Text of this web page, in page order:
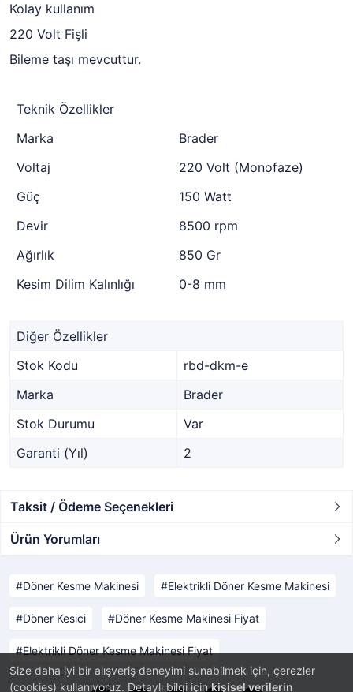
Size daha iyi bir alışveriş deneyimi sunabilmek için, çerezler
(cookies) kullanıyoruz. Detaylı bilgi içinkişisel verilerin
Kolay kullanım
220 Volt Fişli
Bileme taşı mevcuttur.
Teknik Özellikler
Marka
Brader
Voltaj
220 Volt (Monofaze)
Güç
150 Watt
Devir
8500 rpm
Ağırlık
850 Gr
Kesim Dilim Kalınlığı
0-8 mm
Diğer Özellikler
Stok Kodu
rbd-dkm-e
Marka
Brader
Stok Durumu
Var
Garanti (Yıl)
2
Taksit / Ödeme Seçenekleri
Ürün Yorumları
Döner Kesme Makinesi Elektrikli Döner Kesme Makinesi
Döner Kesici Döner Kesme Makinesi Fiyat
Elektrikli Döner Kesme Makinesi Fiyat